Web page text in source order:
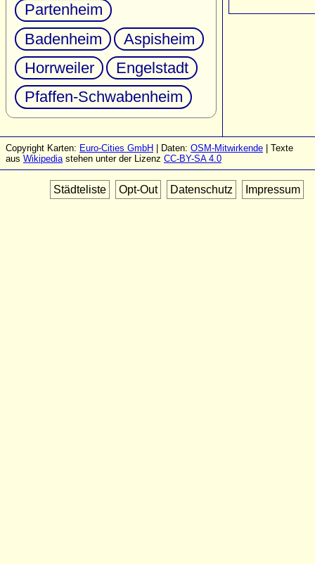
Partenheim
Badenheim
Aspisheim
Horrweiler
Engelstadt
Pfaffen-Schwabenheim
Copyright Karten: Euro-Cities GmbH | Daten: OSM-Mitwirkende | Texte
aus Wikipediastehen unter der Lizenz CC-BY-SA 4.0
Städteliste Opt-Out Datenschutz Impressum